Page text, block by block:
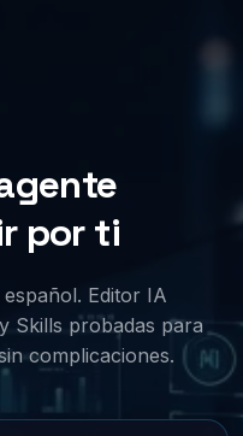
por ti
Editor IA
Skills probadas para
complicaciones.